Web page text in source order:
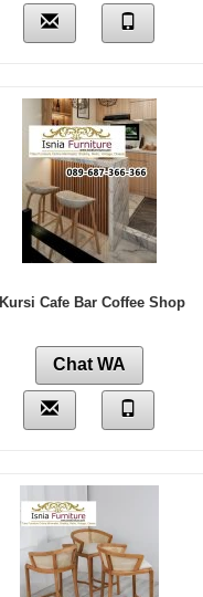
Kursi Cafe Bar Coffee Shop
Chat WA